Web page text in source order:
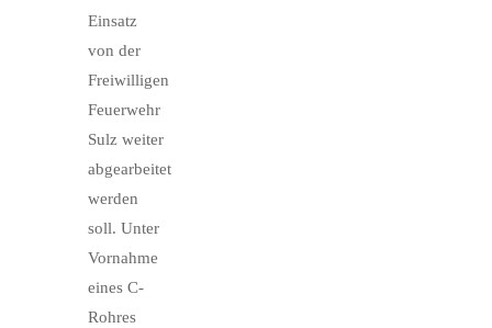
Einsatz
von der
Freiwilligen
Feuerwehr
Sulz weiter
abgearbeitet
werden
soll. Unter
Vornahme
eines C-
Rohres